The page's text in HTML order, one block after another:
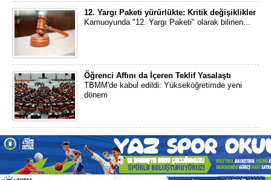
12. Yargı Paketi yürürlükte: Kritik değişiklikler
Kamuoyunda "12. Yargı Paketi" olarak bilinen...
Öğrenci Affını da İçeren Teklif Yasalaştı
TBMM'de kabul edildi: Yükseköğretimde yeni
dönem